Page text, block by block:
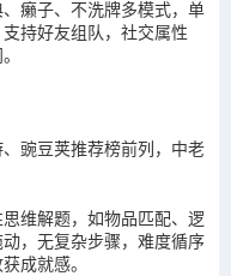
癞子、不洗牌多模式，单
持好友组队，社交属性
豌豆荚推荐榜前列，中老
维解题，如物品匹配、逻
，无复杂步骤，难度循序
成就感。